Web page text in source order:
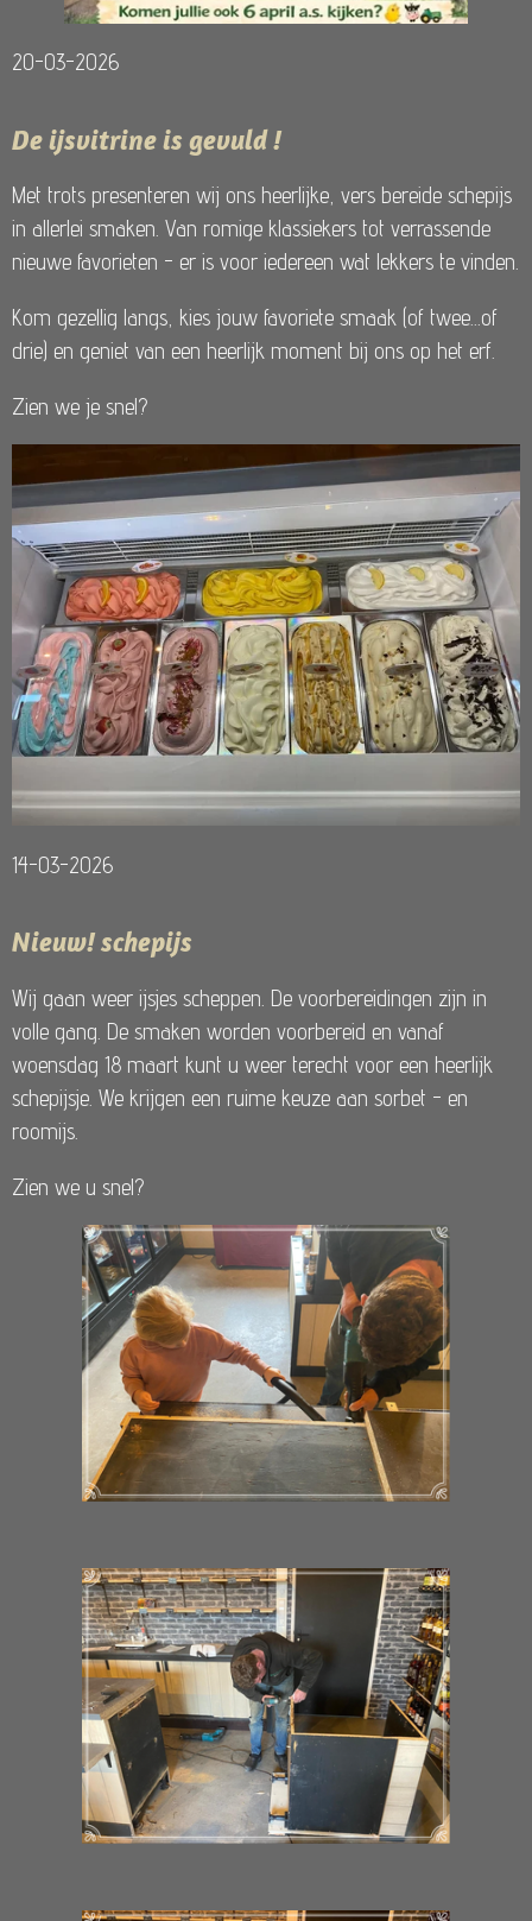
20-03-2026
De ijsvitrine is gevuld !
Met trots presenteren wij ons heerlijke, vers bereide schepijs
in allerlei smaken. Van romige klassiekers tot verrassende
nieuwe favorieten - er is voor iedereen wat lekkers te vinden.
Kom gezellig langs, kies jouw favoriete smaak (of twee...of
drie) en geniet van een heerlijk moment bij ons op het erf.
Zien we je snel?
14-03-2026
Nieuw! schepijs
Wij gaan weer ijsjes scheppen. De voorbereidingen zijn in
volle gang. De smaken worden voorbereid en vanaf
woensdag 18 maart kunt u weer terecht voor een heerlijk
schepijsje. We krijgen een ruime keuze aan sorbet - en
roomijs.
Zien we u snel?